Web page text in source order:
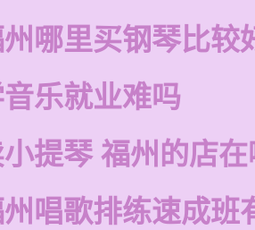
哪里买钢琴比较
乐就业难吗
提琴 福州的店
唱歌排练速成班